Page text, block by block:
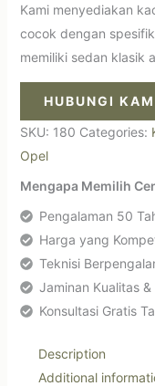
Kami menyediakan
cocok dengan
memiliki sedan klasik
HUBUNGI
SKU: 180 Categories:
Opel
Mengapa Memilih
Pengalaman 50
Harga yang
Teknisi
Jaminan Kualitas &
Konsultasi Gratis
Description
Additional